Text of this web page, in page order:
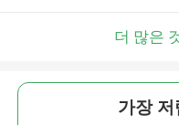
더 많은
가장